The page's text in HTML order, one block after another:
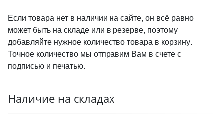
Если товара нет в наличии на сайте, он всё равно
может быть на складе или в резерве, поэтому
добавляйте нужное количество товара в корзину.
Точное количество мы отправим Вам в счете с
подписью и печатью.
Наличие на складах